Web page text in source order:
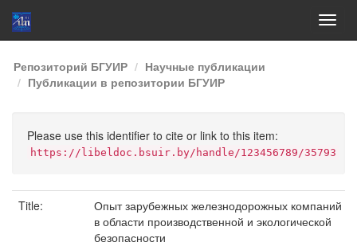
Skip
navigation
Репозиторий БГУИР
Научные публикации
Публикации в репозитории БГУИР
Please use this identifier to cite or link to this item:
https://libeldoc.bsuir.by/handle/123456789/35793
Title:
Опыт зарубежных железнодорожных компаний
в области производственной и экологической
безопасности